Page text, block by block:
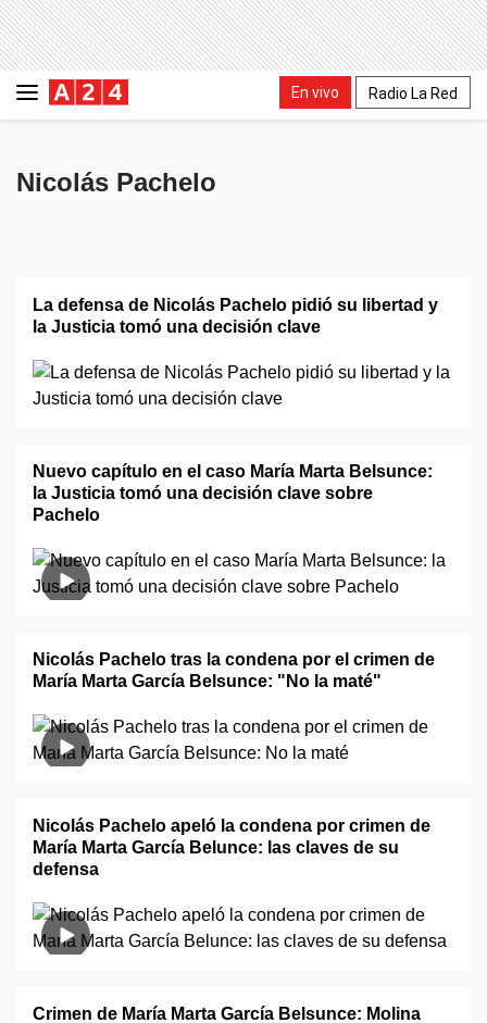
En vivo Radio La Red
Nicolás Pachelo
La defensa de Nicolás Pachelo pidió su libertad y
la Justicia tomó una decisión clave
Nuevo capítulo en el caso María Marta Belsunce:
la Justicia tomó una decisión clave sobre
Pachelo
Nicolás Pachelo tras la condena por el crimen de
María Marta García Belsunce: "No la maté"
Nicolás Pachelo apeló la condena por crimen de
María Marta García Belunce: las claves de su
defensa
Crimen de María Marta García Belsunce: Molina